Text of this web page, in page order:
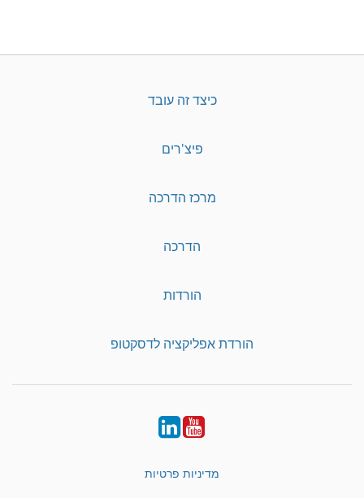
כיצד זה עובד
פיצ'רים
מרכז הדרכה
הדרכה
הורדות
הורדת אפליקציה לדסקטופ
YouTube
LinkedIn
מדיניות פרטיות